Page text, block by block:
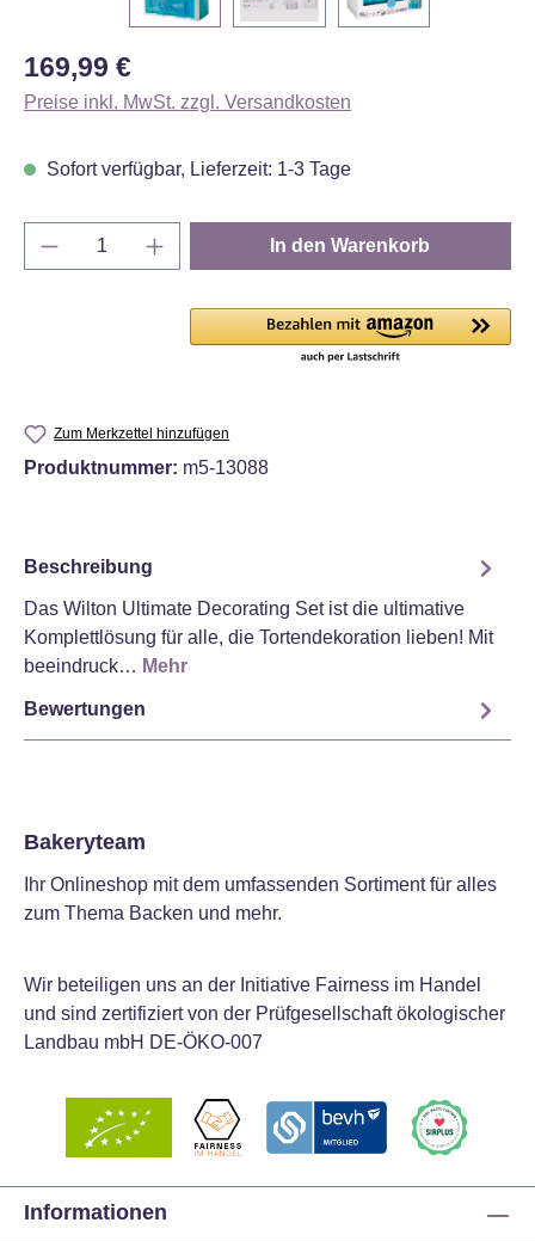
Regulärer Preis:
169,99 €
Preise inkl. MwSt. zzgl. Versandkosten
Sofort verfügbar, Lieferzeit: 1-3 Tage
Produkt Anzahl: Gib den gewünschten
In den Warenkorb
Zum Merkzettel hinzufügen
Produktnummer: m5-13088
Beschreibung
Das Wilton Ultimate Decorating Set ist die ultimative
Komplettlösung für alle, die Tortendekoration lieben! Mit
beeindruck… Mehr
Bewertungen
Bakeryteam
Ihr Onlineshop mit dem umfassenden Sortiment für alles
zum Thema Backen und mehr.
Wir beteiligen uns an der Initiative Fairness im Handel
und sind zertifiziert von der Prüfgesellschaft ökologischer
Landbau mbH DE-ÖKO-007
Informationen